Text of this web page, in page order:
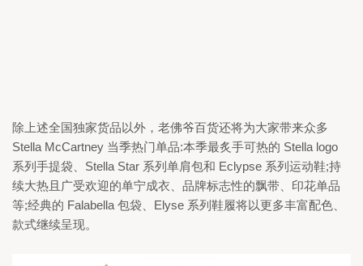
Stella McCartney 当季热门单品:本季最炙手可热的
系列手提袋、 Stella Star 系列单肩包和 Eclypse 系列运动鞋;持
续大热且广受欢迎的单宁成衣、品牌标志性的飘带、印花单品
等;经典的 Falabella 包袋、 Elyse 系列鞋履将以更多丰富配色、
款式继续呈现。